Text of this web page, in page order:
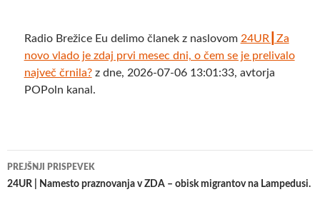
Radio Brežice Eu delimo članek z naslovom 24UR┃Za
novo vlado je zdaj prvi mesec dni, o čem se je prelivalo
največ črnila?z dne, 2026-07-06 13:01:33, avtorja
POPoln kanal.
Krmarjenje
po
PREJŠNJI PRISPEVEK
24UR | Namesto praznovanja v ZDA – obisk migrantov na Lampedusi.